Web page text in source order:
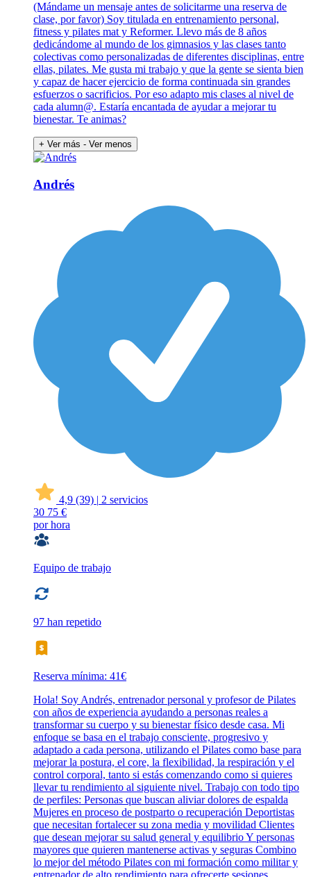
(Mándame un mensaje antes de solicitarme una reserva de
clase, por favor) Soy titulada en entrenamiento personal,
fitness y pilates mat y Reformer. Llevo más de 8 años
dedicándome al mundo de los gimnasios y las clases tanto
colectivas como personalizadas de diferentes disciplinas, entre
ellas, pilates. Me gusta mi trabajo y que la gente se sienta bien
y capaz de hacer ejercicio de forma continuada sin grandes
esfuerzos o sacrificios. Por eso adapto mis clases al nivel de
cada alumn@. Estaría encantada de ayudar a mejorar tu
bienestar. Te animas?
+ Ver más - Ver menos
Andrés
4,9 (39) | 2 servicios
30 75 €
por hora
Equipo de trabajo
97 han repetido
Reserva mínima: 41€
Hola! Soy Andrés, entrenador personal y profesor de Pilates
con años de experiencia ayudando a personas reales a
transformar su cuerpo y su bienestar físico desde casa. Mi
enfoque se basa en el trabajo consciente, progresivo y
adaptado a cada persona, utilizando el Pilates como base para
mejorar la postura, el core, la flexibilidad, la respiración y el
control corporal, tanto si estás comenzando como si quieres
llevar tu rendimiento al siguiente nivel. Trabajo con todo tipo
de perfiles: Personas que buscan aliviar dolores de espalda
Mujeres en proceso de postparto o recuperación Deportistas
que necesitan fortalecer su zona media y movilidad Clientes
que desean mejorar su salud general y equilibrio Y personas
mayores que quieren mantenerse activas y seguras Combino
lo mejor del método Pilates con mi formación como militar y
entrenador de alto rendimiento para ofrecerte sesiones